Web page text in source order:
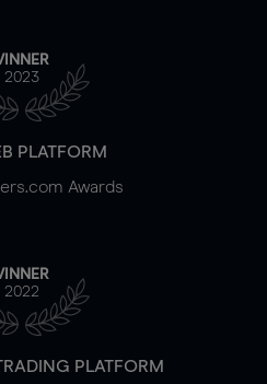
2023
PLATFORM
Awards
2022
PLATFORM